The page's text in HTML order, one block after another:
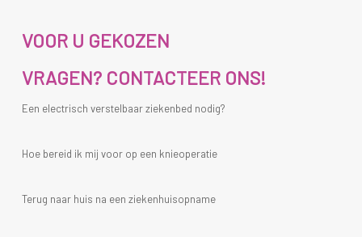
VOOR U GEKOZEN
VRAGEN? CONTACTEER ONS!
Een electrisch verstelbaar ziekenbed nodig?
Hoe bereid ik mij voor op een knieoperatie
Terug naar huis na een ziekenhuisopname